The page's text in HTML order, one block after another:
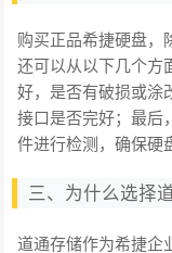
购买正品希捷硬盘，
还可以从以下几个方
好，是否有破损或涂
接口是否完好；最后
件进行检测，确保硬
三、为什么选择
道通存储作为希捷企